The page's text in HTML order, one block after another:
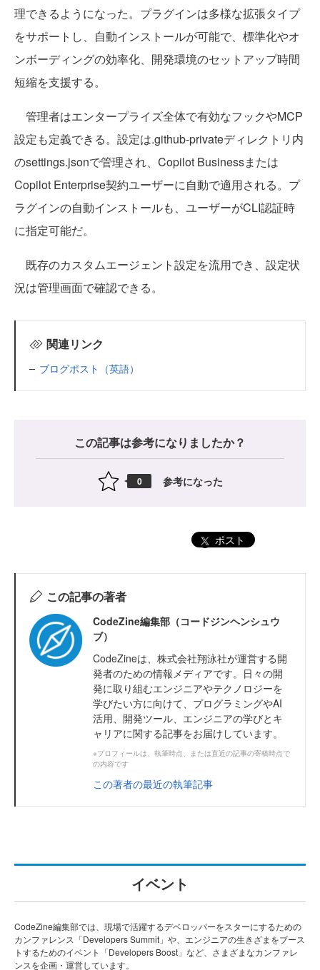
理できるようになった。プラグインは多様な拡張タイプ
をサポートし、自動インストールが可能で、標準化やオ
ンボーディングの効率化、開発環境のセットアップ時間
短縮を支援する。
管理者はエンタープライズ全体で有効なフックやMCP
設定も定義できる。設定は.github-privateディレクトリ内
のsettings.jsonで管理され、Copilot Businessまたは
Copilot Enterprise契約ユーザーに自動で適用される。プ
ラグインの自動インストールも、ユーザーがCLI認証時
に指定可能だ。
既存のカスタムエージェント設定を流用でき、設定状
況は管理画面で確認できる。
関連リンク
ブログポスト（英語）
この記事は参考になりましたか？
0 参考になった
ポスト
この記事の著者
CodeZine編集部（コードジンヘンシュウ
ブ）
CodeZineは、株式会社翔泳社が運営する開
発者のための情報メディアです。日々の開
発に取り組むエンジニアやテクノロジーを
学びたい方に向けて、プログラミングやAI
活用、開発ツール、エンジニアの学びとキ
ャリアに関する記事をお届けしています。
※プロフィールは、執筆時点、または直近の記事の寄稿時点で
の内容です
この著者の最近の執筆記事
イベント
CodeZine編集部では、現場で活躍するデベロッパーをスターにするための
カンファレンス「Developers Summit」や、エンジニアの生きざまをブース
トするためのイベント「Developers Boost」など、さまざまなカンファレ
ンスを企画・運営しています。